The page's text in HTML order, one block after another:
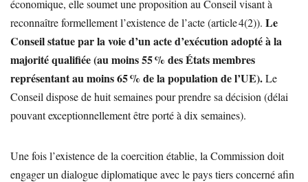
économique, elle soumet une proposition au Conseil visant à
reconnaître formellement l’existence de l’acte (article 4(2)). Le
Conseil statue par la voie d’un acte d’exécution adopté à la
majorité qualifiée (au moins 55 % des États membres
représentant au moins 65 % de la population de l’UE).Le
Conseil dispose de huit semaines pour prendre sa décision (délai
pouvant exceptionnellement être porté à dix semaines).
Une fois l’existence de la coercition établie, la Commission doit
engager un dialogue diplomatique avec le pays tiers concerné afin